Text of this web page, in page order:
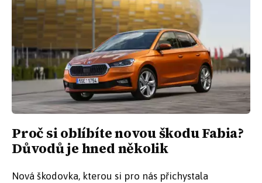
Proč si oblíbíte novou škodu Fabia?
Důvodů je hned několik
Nová škodovka, kterou si pro nás přichystala